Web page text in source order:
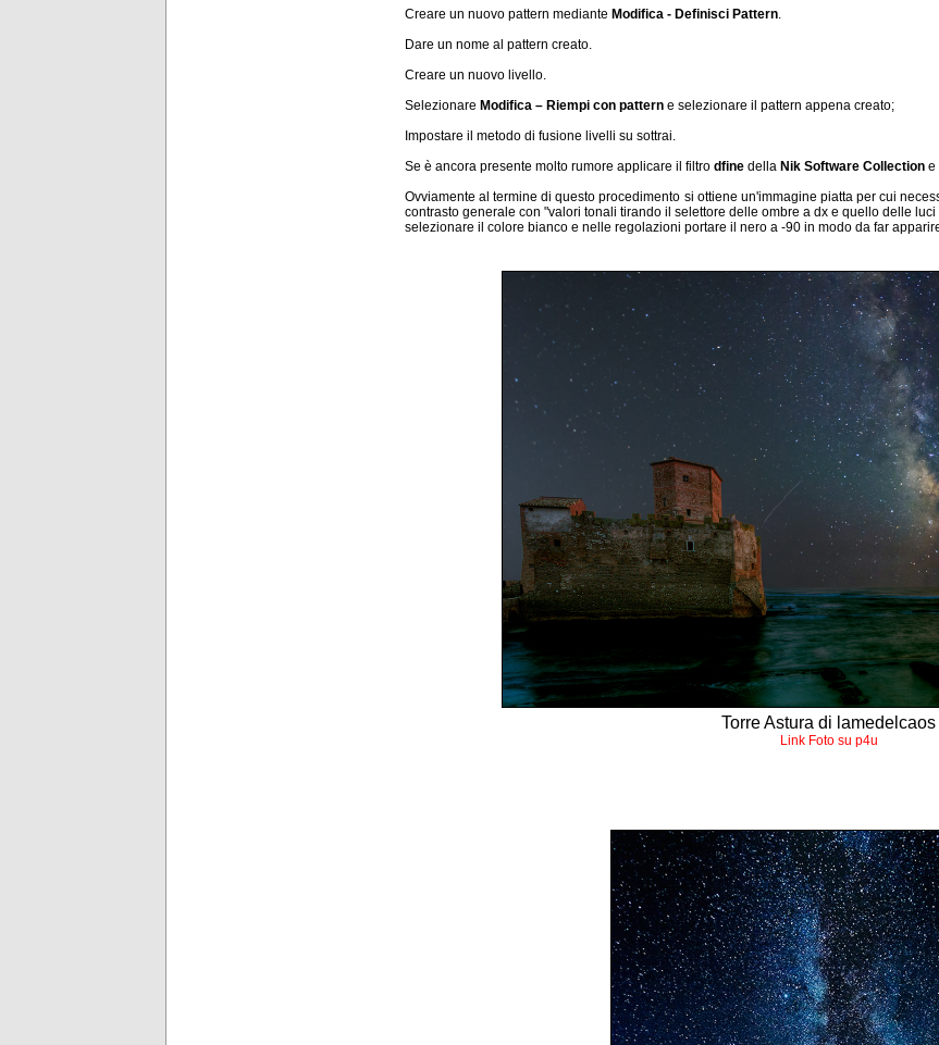
Creare un nuovo pattern mediante Modifica - Definisci Pattern
Dare un nome al pattern creato.
Creare un nuovo livello.
Selezionare Modifica – Riempi con pattern e selezionare il pattern appena creato;
Impostare il metodo di fusione livelli su sottrai.
Se è ancora presente molto rumore applicare il filtro dfine della Nik Software Collection e
Ovviamente al termine di questo procedimento si ottiene un'immagine piatta per cui
contrasto generale con "valori tonali tirando il selettore delle ombre a dx e quello delle luci
selezionare il colore bianco e nelle regolazioni portare il nero a -90 in modo da far
Torre Astura di lamedelcaos
Link Foto su p4u